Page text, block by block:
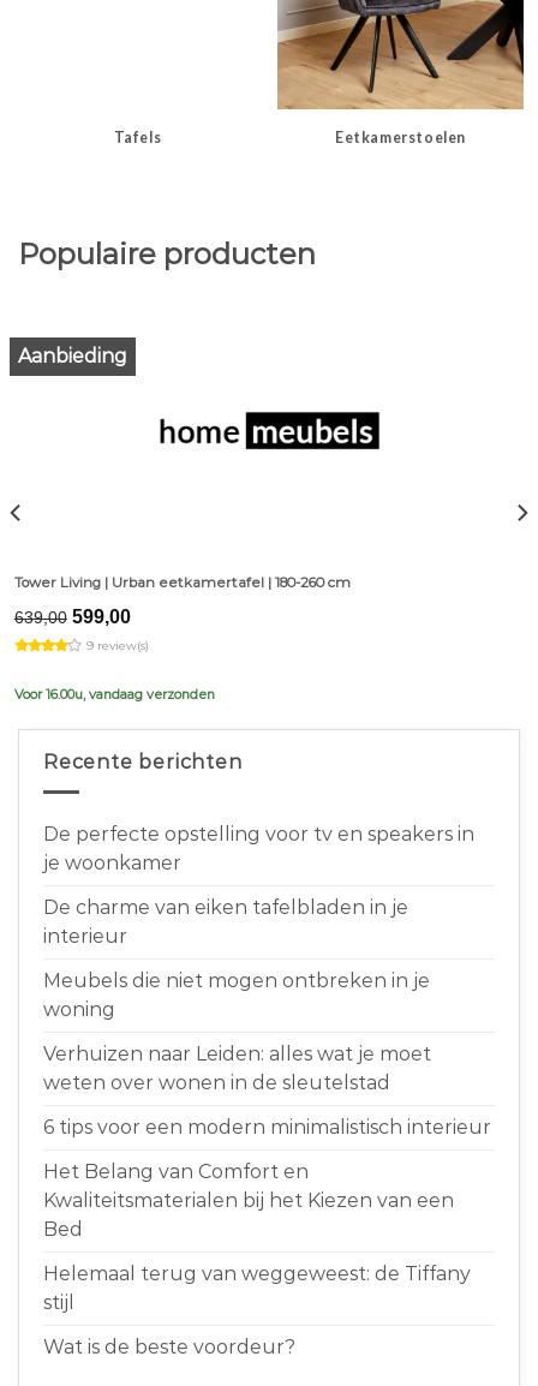
Tafels Eetkamerstoelen
Populaire producten
Aanbieding
Tower Living | Urban eetkamertafel | 180-260 cm
639,00 Original
price
was:
599,00Current
is:
9 review(s)
Voor 16.00u, vandaag verzonden
Recente berichten
De perfecte opstelling voor tv en speakers in
je woonkamer
De charme van eiken tafelbladen in je
interieur
Meubels die niet mogen ontbreken in je
woning
Verhuizen naar Leiden: alles wat je moet
weten over wonen in de sleutelstad
6 tips voor een modern minimalistisch interieur
Het Belang van Comfort en
Kwaliteitsmaterialen bij het Kiezen van een
Bed
Helemaal terug van weggeweest: de Tiffany
stijl
Wat is de beste voordeur?